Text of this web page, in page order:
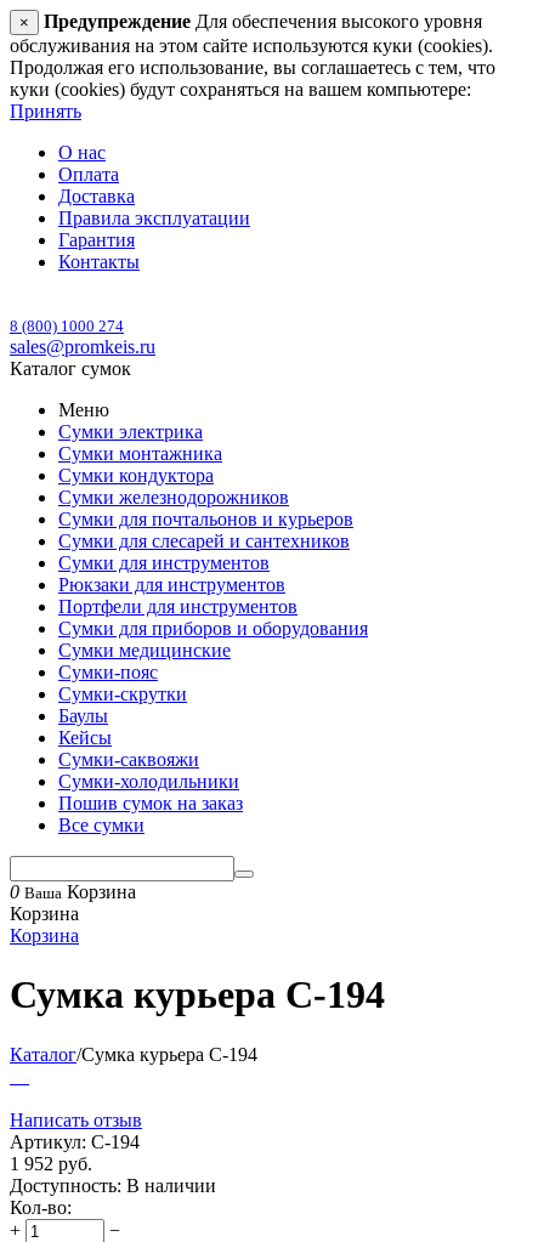
× Предупреждение Для обеспечения высокого уровня
обслуживания на этом сайте используются куки (cookies).
Продолжая его использование, вы соглашаетесь с тем, что
куки (cookies) будут сохраняться на вашем компьютере:
Принять
О нас
Оплата
Доставка
Правила эксплуатации
Гарантия
Контакты
8 (800) 1000 274
sales@promkeis.ru
Каталог сумок
Меню
Сумки электрика
Сумки монтажника
Сумки кондуктора
Сумки железнодорожников
Сумки для почтальонов и курьеров
Сумки для слесарей и сантехников
Сумки для инструментов
Рюкзаки для инструментов
Портфели для инструментов
Сумки для приборов и оборудования
Сумки медицинские
Сумки-пояс
Сумки-скрутки
Баулы
Кейсы
Сумки-саквояжи
Сумки-холодильники
Пошив сумок на заказ
Все сумки
0 Ваша Корзина
Корзина
Корзина
Сумка курьера С-194
Каталог/Сумка курьера С-194
Написать отзыв
Артикул: С-194
1 952 руб.
Доступность: В наличии
Кол-во:
+
−